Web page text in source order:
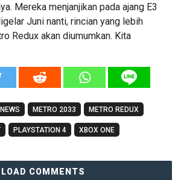
Mereka menjanjikan pada ajang E3
Juni nanti, rincian yang lebih
Redux akan diumumkan. Kita
METRO 2033 METRO REDUX
PLAYSTATION 4 XBOX ONE
LOAD COMMENTS